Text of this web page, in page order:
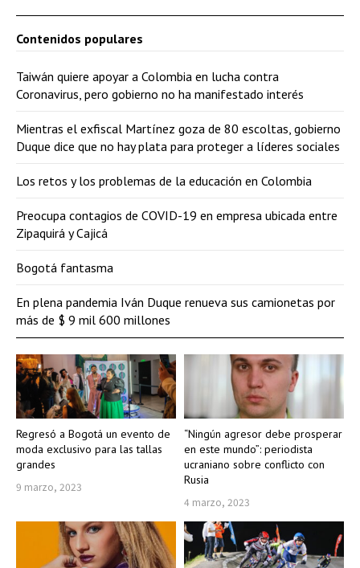
Regresó a Bogotá un evento de
moda exclusivo para las tallas
grandes
9 marzo, 2023
“Ningún agresor debe prosperar
en este mundo”: periodista
ucraniano sobre conflicto con
Rusia
4 marzo, 2023
Contenidos populares
Taiwán quiere apoyar a Colombia en lucha contra
Coronavirus, pero gobierno no ha manifestado interés
Mientras el exfiscal Martínez goza de 80 escoltas, gobierno
Duque dice que no hay plata para proteger a líderes sociales
Los retos y los problemas de la educación en Colombia
Preocupa contagios de COVID-19 en empresa ubicada entre
Zipaquirá y Cajicá
Bogotá fantasma
En plena pandemia Iván Duque renueva sus camionetas por
más de $ 9 mil 600 millones